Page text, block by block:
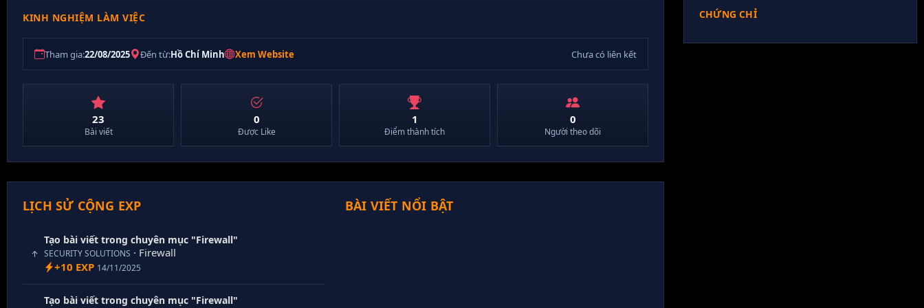
KINH NGHIỆM LÀM VIỆC
Tham gia:22/08/2025 Đến từ:Hồ Chí Minh Xem Website Chưa có liên kết
23
Bài viết
0
Được Like
1
Điểm thành tích
0
Người theo dõi
CHỨNG CHỈ
LỊCH SỬ CỘNG EXP
Tạo bài viết trong chuyên mục "Firewall"
SECURITY SOLUTIONS · Firewall
+10 EXP 14/11/2025
Tạo bài viết trong chuyên mục "Firewall"
BÀI VIẾT NỔI BẬT